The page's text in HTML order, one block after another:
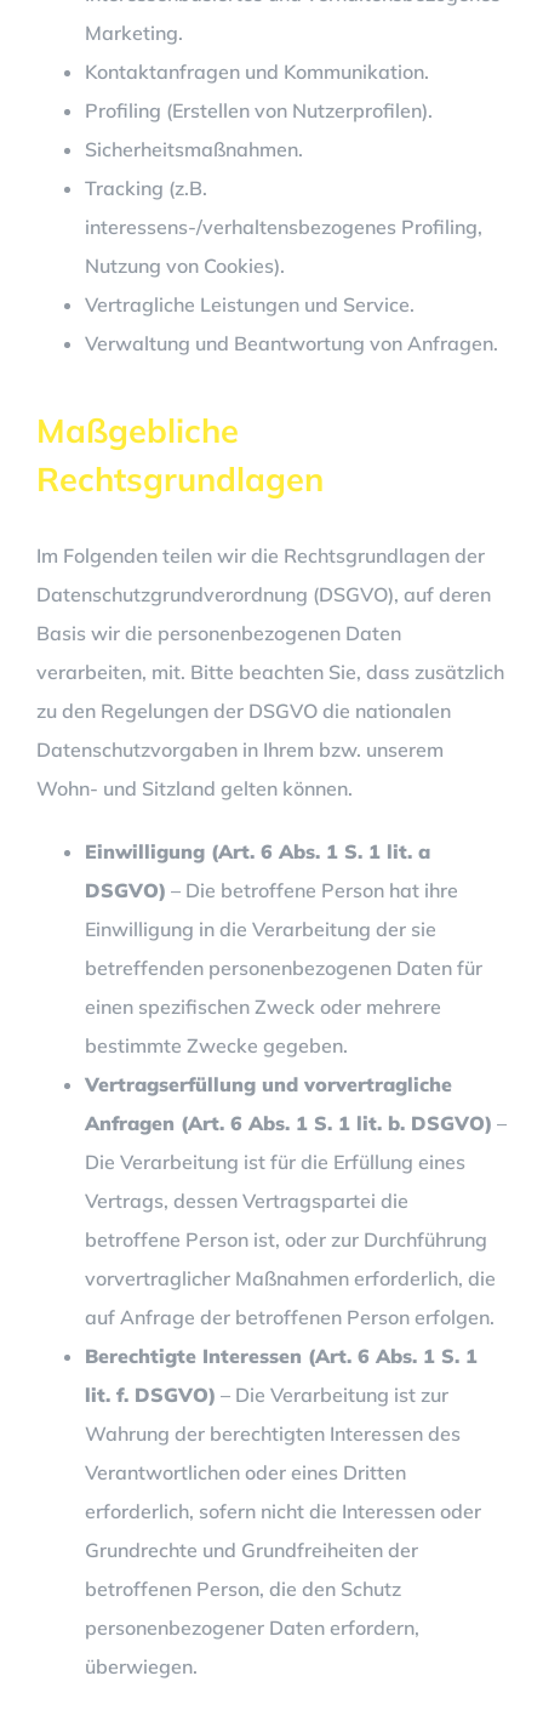
Marketing.
Kontaktanfragen und Kommunikation.
Profiling (Erstellen von Nutzerprofilen).
Sicherheitsmaßnahmen.
Tracking (z.B.
interessens-/verhaltensbezogenes Profiling,
Nutzung von Cookies).
Vertragliche Leistungen und Service.
Verwaltung und Beantwortung von Anfragen.
Maßgebliche
Rechtsgrundlagen
Im Folgenden teilen wir die Rechtsgrundlagen der
Datenschutzgrundverordnung (DSGVO), auf deren
Basis wir die personenbezogenen Daten
verarbeiten, mit. Bitte beachten Sie, dass zusätzlich
zu den Regelungen der DSGVO die nationalen
Datenschutzvorgaben in Ihrem bzw. unserem
Wohn- und Sitzland gelten können.
Einwilligung (Art. 6 Abs. 1 S. 1 lit. a
DSGVO) – Die betroffene Person hat ihre
Einwilligung in die Verarbeitung der sie
betreffenden personenbezogenen Daten für
einen spezifischen Zweck oder mehrere
bestimmte Zwecke gegeben.
Vertragserfüllung und vorvertragliche
Anfragen (Art. 6 Abs. 1 S. 1 lit. b. DSGVO) –
Die Verarbeitung ist für die Erfüllung eines
Vertrags, dessen Vertragspartei die
betroffene Person ist, oder zur Durchführung
vorvertraglicher Maßnahmen erforderlich, die
auf Anfrage der betroffenen Person erfolgen.
Berechtigte Interessen (Art. 6 Abs. 1 S. 1
lit. f. DSGVO) – Die Verarbeitung ist zur
Wahrung der berechtigten Interessen des
Verantwortlichen oder eines Dritten
erforderlich, sofern nicht die Interessen oder
Grundrechte und Grundfreiheiten der
betroffenen Person, die den Schutz
personenbezogener Daten erfordern,
überwiegen.